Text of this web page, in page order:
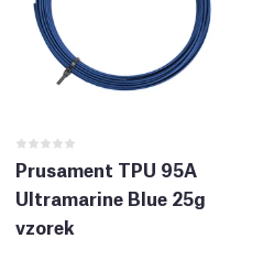
Prusament TPU 95A
Ultramarine Blue 25g
vzorek